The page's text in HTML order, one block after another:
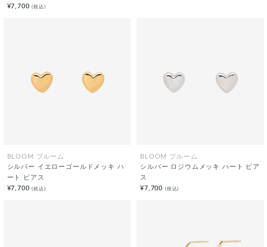
¥7,700(税込)
BLOOM ブルーム
シルバー イエローゴールドメッキ ハ
ート ピアス
¥7,700(税込)
BLOOM ブルーム
シルバー ロジウムメッキ ハート ピア
ス
¥7,700 (税込)